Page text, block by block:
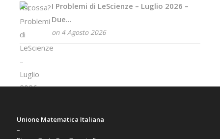
I Problemi di LeScienze – Luglio 2026 –
Due...
on 4 Agosto 2026
Unione Matematica Italiana
–